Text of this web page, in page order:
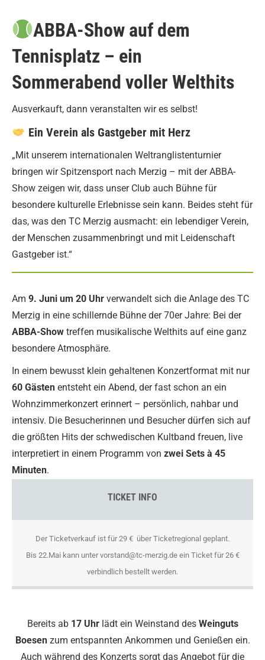
ABBA-Show auf dem
Tennisplatz – ein
Sommerabend voller Welthits
Ausverkauft, dann veranstalten wir es selbst!
Ein Verein als Gastgeber mit Herz
„Mit unserem internationalen Weltranglistenturnier
bringen wir Spitzensport nach Merzig – mit der ABBA-
Show zeigen wir, dass unser Club auch Bühne für
besondere kulturelle Erlebnisse sein kann. Beides steht für
das, was den TC Merzig ausmacht: ein lebendiger Verein,
der Menschen zusammenbringt und mit Leidenschaft
Gastgeber ist.“
Am 9. Juni um 20 Uhr verwandelt sich die Anlage des TC
Merzig in eine schillernde Bühne der 70er Jahre: Bei der
ABBA-Show treffen musikalische Welthits auf eine ganz
besondere Atmosphäre.
In einem bewusst klein gehaltenen Konzertformat mit nur
60 Gästen entsteht ein Abend, der fast schon an ein
Wohnzimmerkonzert erinnert – persönlich, nahbar und
intensiv. Die Besucherinnen und Besucher dürfen sich auf
die größten Hits der schwedischen Kultband freuen, live
interpretiert in einem Programm von zwei Sets à 45
Minuten.
TICKET INFO
Der Ticketverkauf ist für 29 € über Ticketregional geplant.
Bis 22.Mai kann unter vorstand@tc-merzig.de ein Ticket für 26 €
verbindlich bestellt werden.
Bereits ab 17 Uhrlädt ein Weinstand des Weinguts
Boesenzum entspannten Ankommen und Genießen ein.
Auch während des Konzerts sorgt das Angebot für die